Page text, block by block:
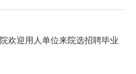
欢迎用人单位来院选招聘毕业